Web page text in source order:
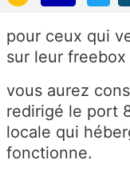
pour ceux qui
sur leur
vous aurez
redirigé le port
locale qui
fonctionne.